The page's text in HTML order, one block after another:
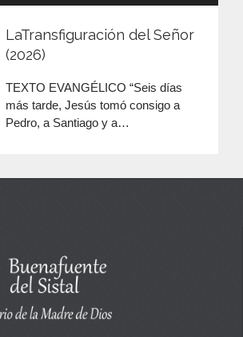
LaTransfiguración del Señor
(2026)
TEXTO EVANGÉLICO “Seis días
más tarde, Jesús tomó consigo a
Pedro, a Santiago y a…